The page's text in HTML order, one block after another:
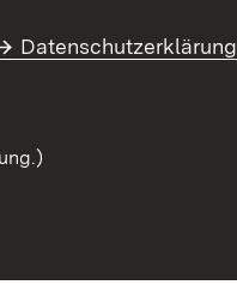
Energieeffizienz
Datenschutzerklärung